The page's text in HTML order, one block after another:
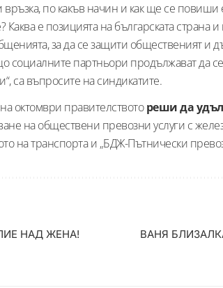
връзка, по какъв начин и как ще се
Каква е позицията на българската страна
за да се защити общественият и
социалните партньори продължават да
са въпросите на синдикатите.
октомври правителствотореши да
на обществени превозни услуги с
на транспорта и „БДЖ-Пътнически
НАД ЖЕНА! ВАНЯ